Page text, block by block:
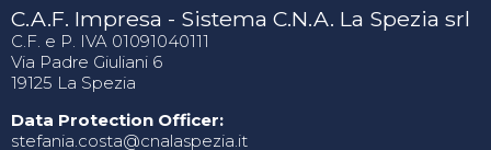
C.A.F. Impresa - Sistema C.N.A. La Spezia srl
C.F. e P. IVA 01091040111
Via Padre Giuliani 6
19125 La Spezia
Data Protection Officer:
stefania.costa@cnalaspezia.it